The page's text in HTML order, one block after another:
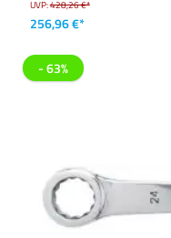
UVP:428,26 €*
256,96 €*
- 63%